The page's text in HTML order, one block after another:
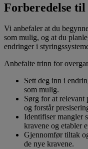
Forberedelse
Vi anbefaler at du
som mulig, og at du
endringer i
Anbefalte trinn for
Sett deg inn i
som mulig.
Sørg for at
og forstår
Identifiser mangler
kravene og etabler
Gjennomfør tiltak
de nye kravene.